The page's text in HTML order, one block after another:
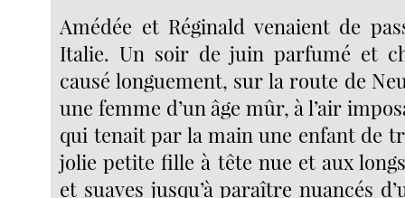
Amédée et Réginald venaient de
Italie. Un soir de juin parfumé et
causé longuement, sur la route de
une femme d’un âge mûr, à l’air
qui tenait par la main une enfant de
jolie petite fille à tête nue et aux
et suaves jusqu’à paraître nuancés